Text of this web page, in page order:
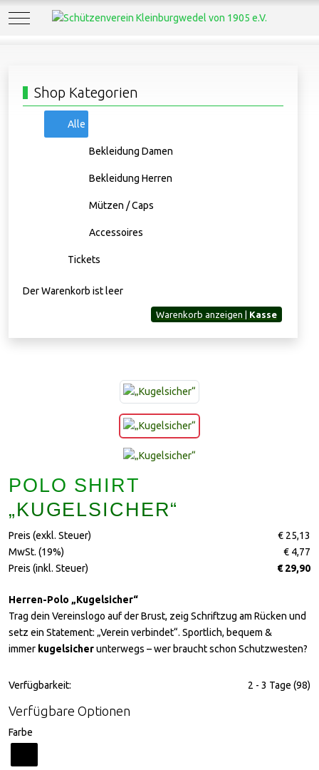
Mobile Menu Toggle
Shop Kategorien
Alle
Bekleidung Damen
Bekleidung Herren
Mützen / Caps
Accessoires
Tickets
Der Warenkorb ist leer
Warenkorb anzeigen | Kasse
POLO SHIRT
„KUGELSICHER“
Preis (exkl. Steuer)
€ 25,13
MwSt. (19%)
€ 4,77
Preis (inkl. Steuer)
€ 29,90
Herren-Polo „Kugelsicher“
Trag dein Vereinslogo auf der Brust, zeig Schriftzug am Rücken und
setz ein Statement: „Verein verbindet“. Sportlich, bequem &
immer kugelsicherunterwegs – wer braucht schon Schutzwesten?
Verfügbarkeit: 2 - 3 Tage (98)
Verfügbare Optionen
Farbe